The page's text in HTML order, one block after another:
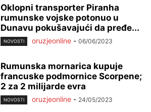
Oklopni transporter Piranha
rumunske vojske potonuo u
Dunavu pokušavajući da pređe...
NOVOSTI oruzjeonline - 06/06/2023
Rumunska mornarica kupuje
francuske podmornice Scorpene;
2 za 2 milijarde evra
NOVOSTI oruzjeonline - 24/05/2023